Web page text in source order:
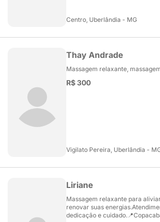
Centro, Uberlândia - MG
Thay Andrade
Massagem relaxante,
R$ 300
Vigilato Pereira, Uberlândia -
Liriane
Massagem relaxante para
renovar suas
dedicação e